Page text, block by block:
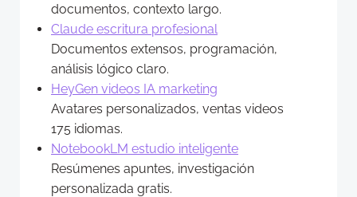
documentos, contexto largo.
Claude escritura profesional
Documentos extensos, programación,
análisis lógico claro.
HeyGen videos IA marketing
Avatares personalizados, ventas videos
175 idiomas.​
NotebookLM estudio inteligente
Resúmenes apuntes, investigación
personalizada gratis.